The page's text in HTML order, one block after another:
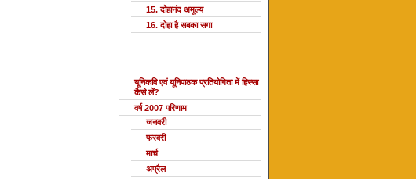
15. दोहानंद अमूल्य
16. दोहा है सबका सगा
यूनिकवि एवं यूनिपाठक प्रतियोगिता में हिस्सा
कैसे लें?
वर्ष 2007 परिणाम
जनवरी
फरवरी
मार्च
अप्रैल